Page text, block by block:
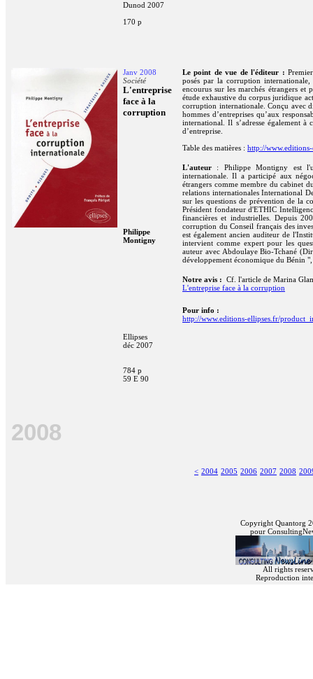
Dunod 2007
170 p
Janv 2008
Société
L'entreprise
face à la
corruption
Philippe
Montigny
Ellipses
déc 2007
784 p
59 E 90
Le point de vue de l'éditeur :
posés par la corruption
encourus sur les marchés étrangers
étude exhaustive du corpus juridique
corruption internationale. Conçu avec
hommes d’entreprises qu’aux
international. Il s’adresse également
d’entreprise.
Table des matières : http://
L'auteur : Philippe Montigny est
internationale. Il a participé aux
étrangers comme membre du cabinet
relations internationales International
sur les questions de prévention de la
Président fondateur d'ETHIC
financières et industrielles. Depuis
corruption du Conseil français des
est également ancien auditeur de
intervient comme expert pour les
auteur avec Abdoulaye Bio-Tchané
développement économique du Bénin
Notre avis : Cf. l'article de Marina
L'entreprise face à la corruption
Pour info :
http://www.editions-ellipses.fr/
2008
< 2004 2005 2006 2007 2008
Copyright Quantorg
pour
All rights
Reproduction